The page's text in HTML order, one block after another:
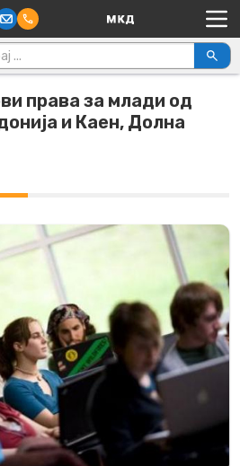
Main Navigation
за:
права за млади од
и Каен, Долна